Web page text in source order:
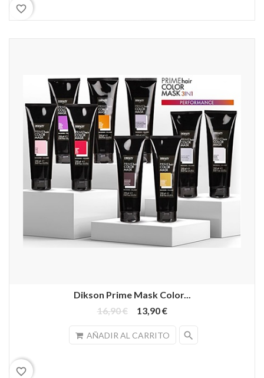
favorite_border
Dikson Prime Mask Color...
16,90 €
13,90 €
AÑADIR AL CARRITO search
favorite_border